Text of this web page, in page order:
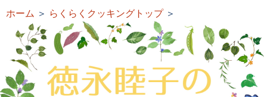
ホーム ＞ らくらくクッキングトップ＞